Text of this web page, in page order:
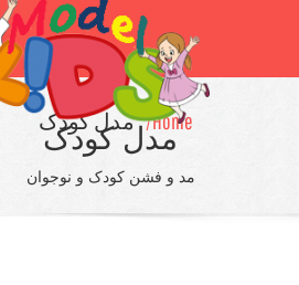
مدل کودک
مد و فشن کودک و نوجوان
مدل کودک